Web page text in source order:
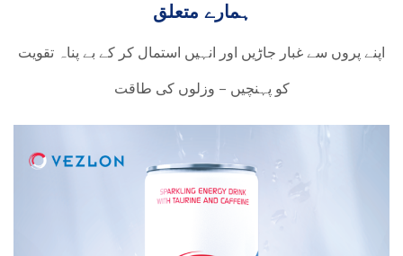
ہمارے متعلق
اپنے پروں سے غبار جاڑیں اور انہیں استمال کر کے بے پناہ تقویت
کو پہنچیں – وزلوں کی طاقت